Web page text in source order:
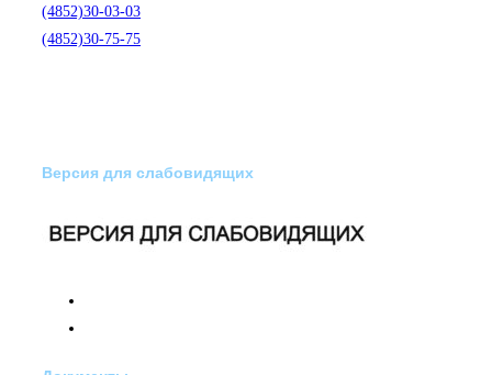
(4852)30-03-03
(4852)30-75-75
Версия для слабовидящих